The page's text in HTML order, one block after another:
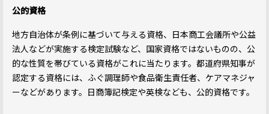
公的資格
地方自治体が条例に基づいて与える資格、日本商工会議所や公益
法人などが実施する検定試験など、国家資格ではないものの、公
的な性質を帯びている資格がこれに当たります。都道府県知事が
認定する資格には、ふぐ調理師や食品衛生責任者、ケアマネジャ
ーなどがあります。日商簿記検定や英検なども、公的資格です。